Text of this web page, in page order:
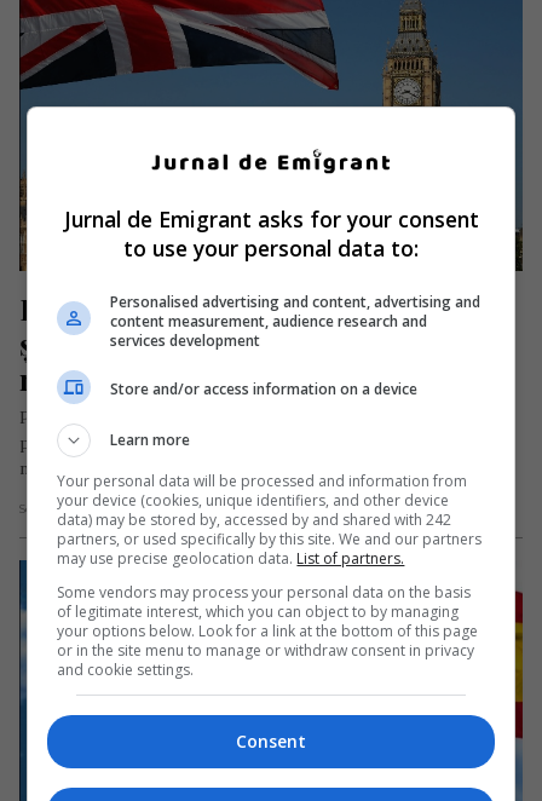
Români în Marea Britanie: Procuri
și declarații care pot fi realizate la
notarii publici din UK
Pentru anumite solicitări urgente, românii din Marea Britanie
pot apela în afara consulatelor României din această țară și la
notari…
Scris de Daniela Stoica- vineri, 30 octombrie 2020
Jurnal de Emigrant asks for your consent
to use your personal data to:
Personalised advertising and content, advertising and
content measurement, audience research and
services development
Store and/or access information on a device
Learn more
Your personal data will be processed and information from
your device (cookies, unique identifiers, and other device
data) may be stored by, accessed by and shared with 242
partners, or used specifically by this site. We and our partners
may use precise geolocation data. List of partners.
Some vendors may process your personal data on the basis
of legitimate interest, which you can object to by managing
your options below. Look for a link at the bottom of this page
or in the site menu to manage or withdraw consent in privacy
and cookie settings.
Consent